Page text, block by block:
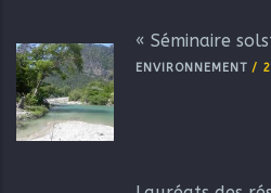
« Séminaire
ENVIRONNEMENT /